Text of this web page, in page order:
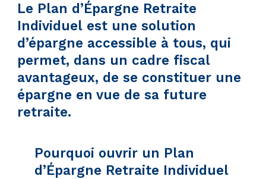
Le Plan d’Épargne Retraite
Individuel est une solution
d’épargne accessible à tous, qui
permet, dans un cadre fiscal
avantageux, de se constituer une
épargne en vue de sa future
retraite.
Pourquoi ouvrir un Plan
d’Épargne Retraite Individuel